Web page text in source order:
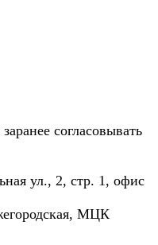
согласовывать
ул., 2, стр. 1, офис
МЦК